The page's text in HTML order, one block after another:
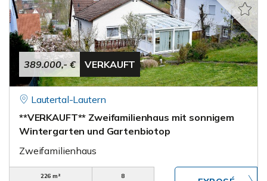
389.000,- € VERKAUFT
Lautertal-Lautern
**VERKAUFT** Zweifamilienhaus mit sonnigem
Wintergarten und Gartenbiotop
Zweifamilienhaus
226 m²
8